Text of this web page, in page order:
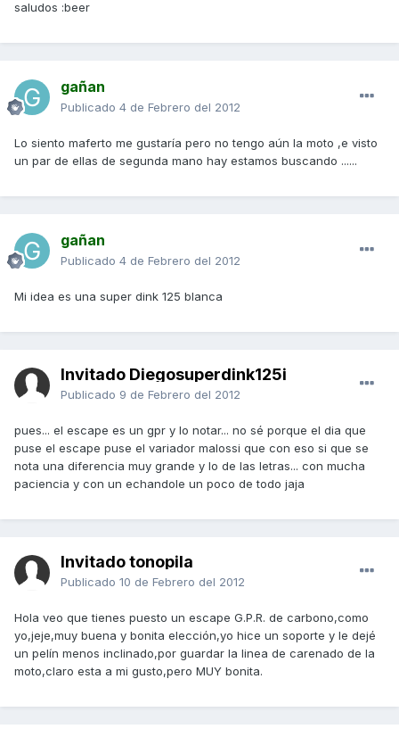
saludos :beer
gañan
Publicado 4 de Febrero del 2012
Lo siento maferto me gustaría pero no tengo aún la moto ,e visto
un par de ellas de segunda mano hay estamos buscando ......
gañan
Publicado 4 de Febrero del 2012
Mi idea es una super dink 125 blanca
Invitado Diegosuperdink125i
Publicado 9 de Febrero del 2012
pues... el escape es un gpr y lo notar... no sé porque el dia que
puse el escape puse el variador malossi que con eso si que se
nota una diferencia muy grande y lo de las letras... con mucha
paciencia y con un echandole un poco de todo jaja
Invitado tonopila
Publicado 10 de Febrero del 2012
Hola veo que tienes puesto un escape G.P.R. de carbono,como
yo,jeje,muy buena y bonita elección,yo hice un soporte y le dejé
un pelín menos inclinado,por guardar la linea de carenado de la
moto,claro esta a mi gusto,pero MUY bonita.